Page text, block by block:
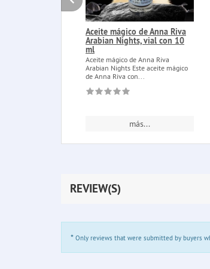
Aceite mágico de Anna Riva
Arabian Nights, vial con 10
ml
Aceite mágico de Anna Riva
Arabian Nights Este aceite mágico
de Anna Riva con...
más...
REVIEW(S)
* Only reviews that were submitted by buyers